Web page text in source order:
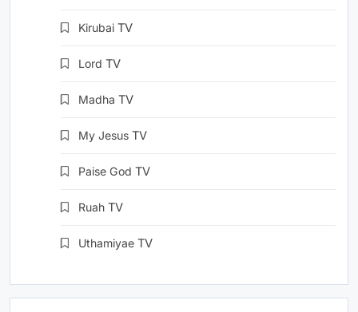
Kirubai TV
Lord TV
Madha TV
My Jesus TV
Paise God TV
Ruah TV
Uthamiyae TV